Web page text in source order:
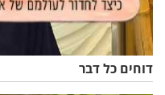
דוחים כל דבר